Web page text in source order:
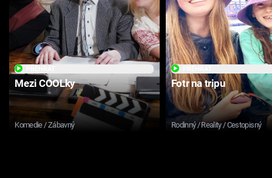
Mezi COOLky
Komedie / Zábavný
Fotr na tripu
Rodinný / Reality / Cestopisný